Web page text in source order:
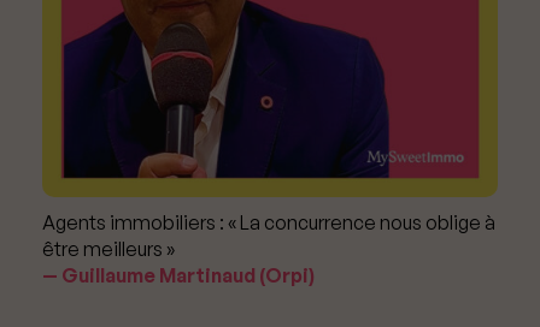
Agents immobiliers : « La concurrence nous oblige à
être meilleurs »
Guillaume Martinaud (Orpi)